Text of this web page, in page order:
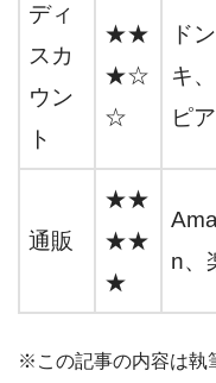
ディ
スカ
ウン
ト
★★
★☆
☆
ドン
キ
ピア
通販
★★
★★
★
n、
※この記事の内容は執